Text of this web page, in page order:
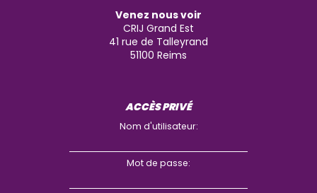
Venez nous voir
CRIJ Grand Est
41 rue de Talleyrand
51100 Reims
ACCÈS PRIVÉ
Nom d'utilisateur:
Mot de passe: